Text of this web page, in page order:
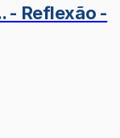
- Reflexão -